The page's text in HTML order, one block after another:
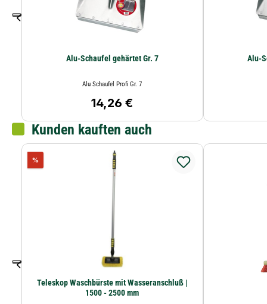
Alu-Schaufel gehärtet Gr. 7
Alu Schaufel Profi Gr. 7
Regulärer Preis:
14,26 €
Kunden kauften auch
%
Teleskop Waschbürste mit Wasseranschluß |
1500 - 2500 mm